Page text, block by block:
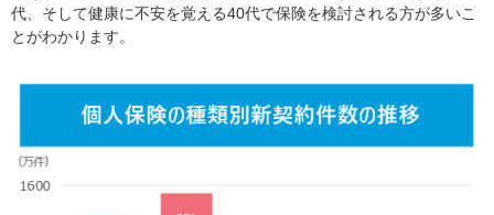
代、そして健康に不安を覚える40代で保険を検討される方が多いこ
とがわかります。